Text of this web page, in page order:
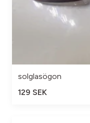
solglasögon
129 SEK